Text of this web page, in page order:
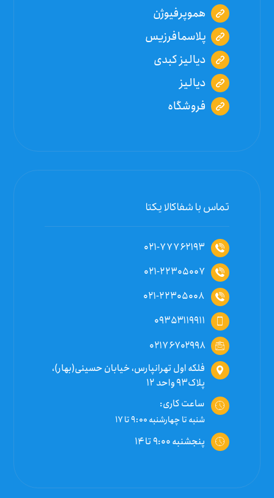
هموپرفیوژن
پلاسمافرزیس
دیالیز کبدی
دیالیز
فروشگاه
تماس با شفاکالا یکتا
۰۲۱-۷۷۷۶۲۱۹۳
۰۲۱-۲۲۳۰۵۰۰۷
۰۲۱-۲۲۳۰۵۰۰۸
۰۹۳۵۳۱۱۹۹۱۱
۰۲۱۷۶۷۰۲۹۹۸
فلکه اول تهرانپارس، خیابان حسینی(بهار)،
پلاک۹۳ واحد ۱۲
ساعت کاری:
شنبه تا چهارشنبه ۹:۰۰ تا ۱۷
پنجشنبه ۹:۰۰ تا ۱۴